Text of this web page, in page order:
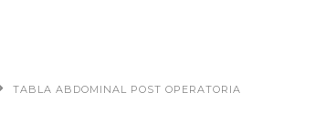
TABLA ABDOMINAL POST OPERATORIA